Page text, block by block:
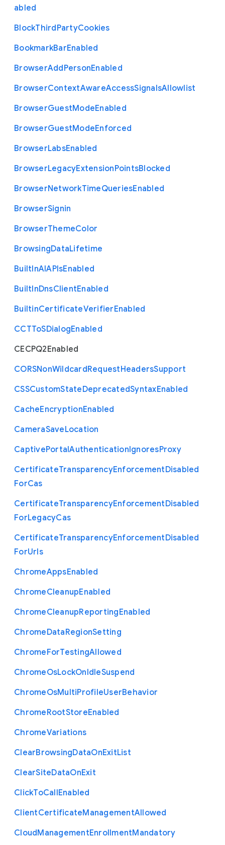
abled
BlockThirdPartyCookies
BookmarkBarEnabled
BrowserAddPersonEnabled
BrowserContextAwareAccessSignalsAllowlist
BrowserGuestModeEnabled
BrowserGuestModeEnforced
BrowserLabsEnabled
BrowserLegacyExtensionPointsBlocked
BrowserNetworkTimeQueriesEnabled
BrowserSignin
BrowserThemeColor
BrowsingDataLifetime
BuiltInAIAPIsEnabled
BuiltInDnsClientEnabled
BuiltinCertificateVerifierEnabled
CCTToSDialogEnabled
CECPQ2Enabled
CORSNonWildcardRequestHeadersSupport
CSSCustomStateDeprecatedSyntaxEnabled
CacheEncryptionEnabled
CameraSaveLocation
CaptivePortalAuthenticationIgnoresProxy
CertificateTransparencyEnforcementDisabled
ForCas
CertificateTransparencyEnforcementDisabled
ForLegacyCas
CertificateTransparencyEnforcementDisabled
ForUrls
ChromeAppsEnabled
ChromeCleanupEnabled
ChromeCleanupReportingEnabled
ChromeDataRegionSetting
ChromeForTestingAllowed
ChromeOsLockOnIdleSuspend
ChromeOsMultiProfileUserBehavior
ChromeRootStoreEnabled
ChromeVariations
ClearBrowsingDataOnExitList
ClearSiteDataOnExit
ClickToCallEnabled
ClientCertificateManagementAllowed
CloudManagementEnrollmentMandatory